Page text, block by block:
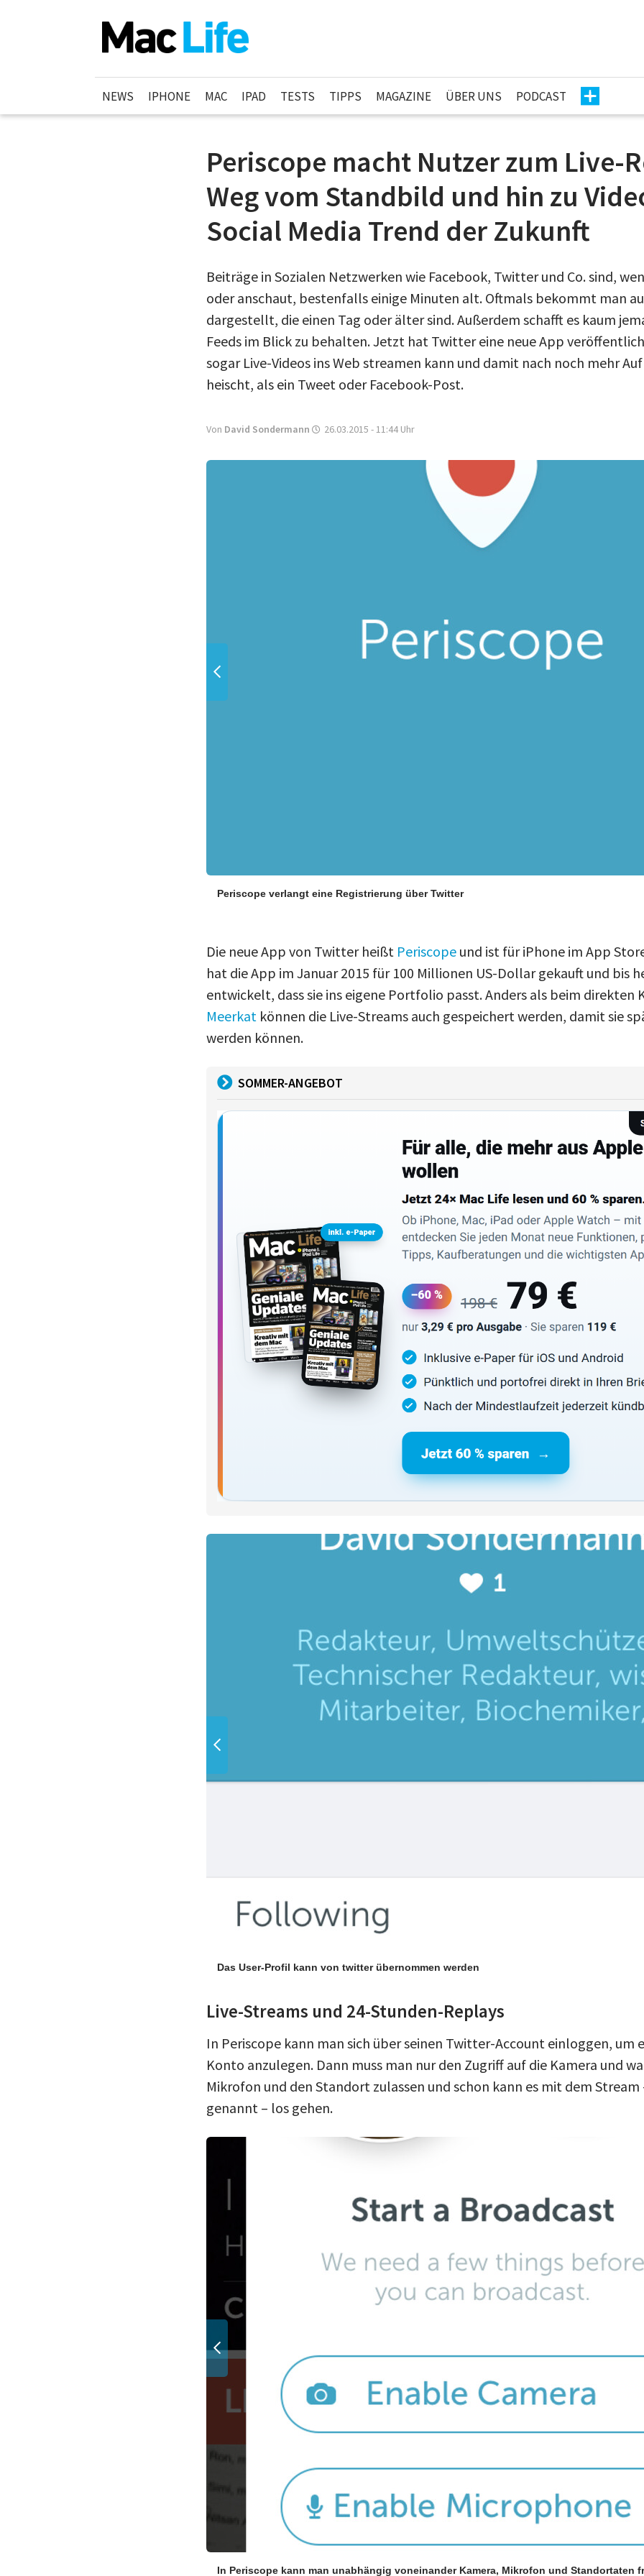
NEWS IPHONE MAC IPAD TESTS TIPPS MAGAZINE ÜBER UNS PODCAST
Periscope macht Nutzer zum Live-
Weg vom Standbild und hin zu
Social Media Trend der Zukunft
Beiträge in Sozialen Netzwerken wie Facebook, Twitter und Co. sind,
oder anschaut, bestenfalls einige Minuten alt. Oftmals bekommt man
dargestellt, die einen Tag oder älter sind. Außerdem schafft es kaum
Feeds im Blick zu behalten. Jetzt hat Twitter eine neue App
sogar Live-Videos ins Web streamen kann und damit nach noch mehr
heischt, als ein Tweet oder Facebook-Post.
Von David Sondermann 26.03.2015 - 11:44 Uhr
Periscope verlangt eine Registrierung über Twitter
Die neue App von Twitter heißt Periscope und ist für iPhone im App
hat die App im Januar 2015 für 100 Millionen US-Dollar gekauft und bis
entwickelt, dass sie ins eigene Portfolio passt. Anders als beim direkten
Meerkat können die Live-Streams auch gespeichert werden, damit sie
werden können.
SOMMER-ANGEBOT
Das User-Profil kann von twitter übernommen werden
Live-Streams und 24-Stunden-Replays
In Periscope kann man sich über seinen Twitter-Account einloggen, um
Konto anzulegen. Dann muss man nur den Zugriff auf die Kamera und
Mikrofon und den Standort zulassen und schon kann es mit dem Stream
genannt – los gehen.
In Periscope kann man unabhängig voneinander Kamera, Mikrofon und Standortaten